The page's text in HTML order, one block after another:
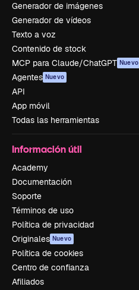
Generador de imágenes
Generador de vídeos
Texto a voz
Contenido de stock
MCP para Claude/ChatGPT Nuevo
Agentes Nuevo
API
App móvil
Todas las herramientas
Información útil
Academy
Documentación
Soporte
Términos de uso
Política de privacidad
Originales Nuevo
Política de cookies
Centro de confianza
Afiliados